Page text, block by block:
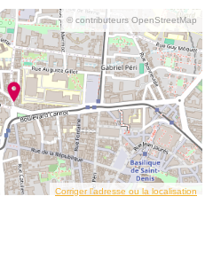
© contributeurs OpenStreetMap
Corriger l’adresse ou la localisation